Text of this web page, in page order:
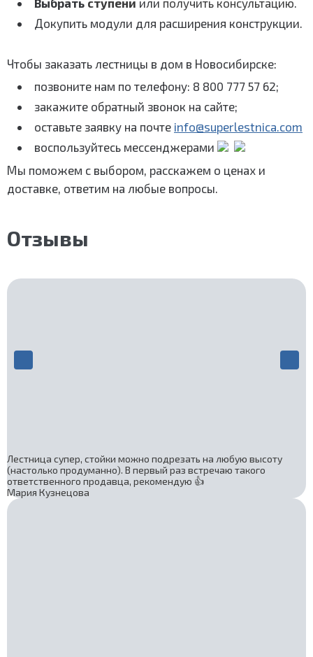
Выбрать ступени или получить консультацию.
Докупить модули для расширения конструкции.
Чтобы заказать лестницы в дом в Новосибирске:
позвоните нам по телефону: 8 800 777 57 62;
закажите обратный звонок на сайте;
оставьте заявку на почте info@superlestnica.com
воспользуйтесь мессенджерами
Мы поможем с выбором, расскажем о ценах и
доставке, ответим на любые вопросы.
Отзывы
Лестница супер, стойки можно подрезать на любую высоту
(настолько продуманно). В первый раз встречаю такого
ответственного продавца, рекомендую 👍
Мария Кузнецова